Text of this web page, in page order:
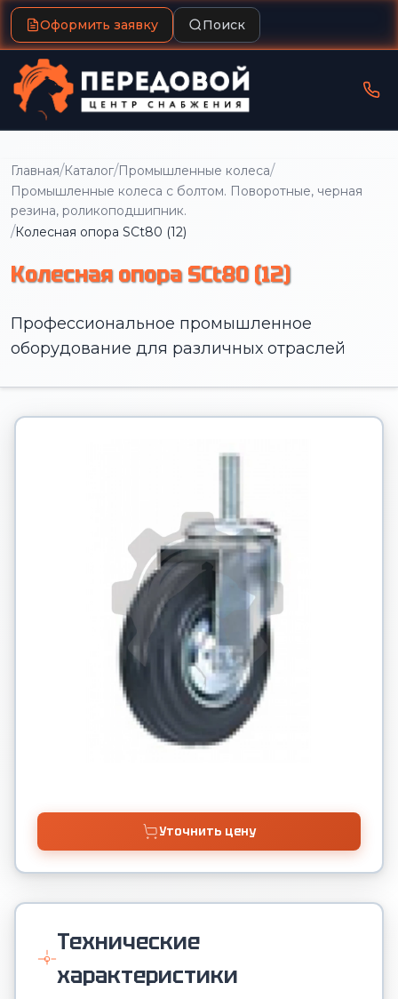
Оформить заявку Поиск
Главная/Каталог/Промышленные колеса/
Промышленные колеса с болтом. Поворотные, черная
резина, роликоподшипник.
/Колесная опора SCt80 (12)
Колесная опора SCt80 (12)
Профессиональное промышленное
оборудование для различных отраслей
Уточнить цену
Технические
характеристики